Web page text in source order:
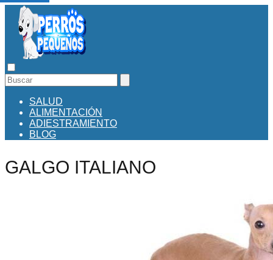
SALUD
ALIMENTACIÓN
ADIESTRAMIENTO
BLOG
GALGO ITALIANO